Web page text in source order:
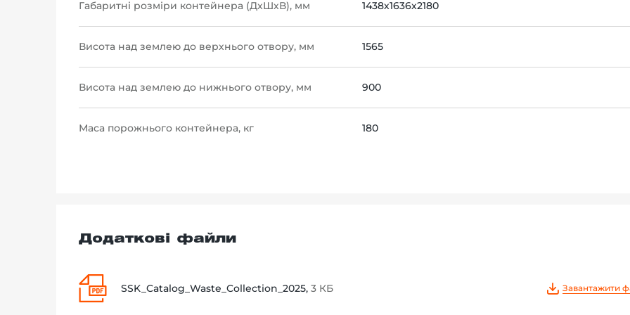
Габаритні розміри контейнера (ДхШхВ), мм 1438х1636х2180
Висота над землею до верхнього отвору, мм 1565
Висота над землею до нижнього отвору, мм 900
Маса порожнього контейнера, кг 180
Додаткові файли
SSK_Catalog_Waste_Collection_2025, 3 КБ Завантажити